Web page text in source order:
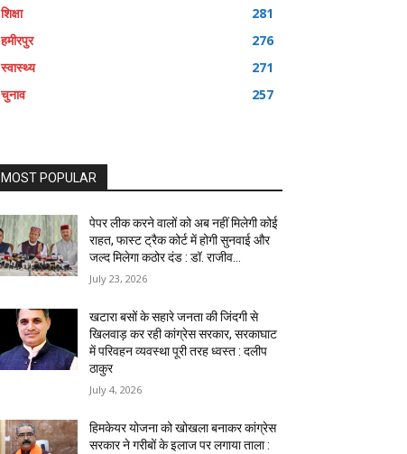
शिक्षा
281
हमीरपुर
276
स्वास्थ्य
271
चुनाव
257
MOST POPULAR
पेपर लीक करने वालों को अब नहीं मिलेगी कोई
राहत, फास्ट ट्रैक कोर्ट में होगी सुनवाई और
जल्द मिलेगा कठोर दंड : डॉ. राजीव...
July 23, 2026
खटारा बसों के सहारे जनता की जिंदगी से
खिलवाड़ कर रही कांग्रेस सरकार, सरकाघाट
में परिवहन व्यवस्था पूरी तरह ध्वस्त : दलीप
ठाकुर
July 4, 2026
हिमकेयर योजना को खोखला बनाकर कांग्रेस
सरकार ने गरीबों के इलाज पर लगाया ताला :